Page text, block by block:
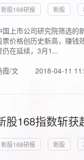
新股168研报 新股
国上市公司研究院筛选的
票价格创历史新高，赚钱
仍在延续，3月1...
霞/文
2018-04-11
股168指数斩
新股168研报 新股